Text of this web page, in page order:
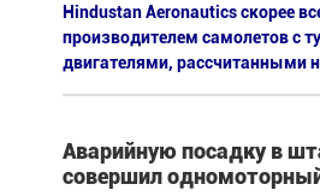
Hindustan Aeronautics скорее
производителем самолетов с
двигателями, рассчитанными
Аварийную посадку в
совершил